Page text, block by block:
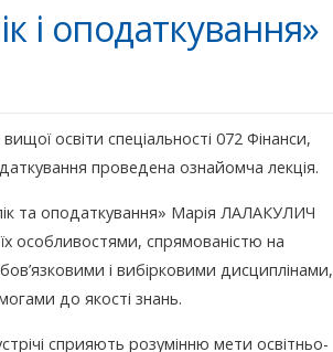
і оподаткування»
освіти спеціальності 072 Фінанси,
проведена ознайомча лекція.
та оподаткування» Марія ЛАЛАКУЛИЧ
особливостями, спрямованістю на
і вибірковими дисциплінами,
до якості знань.
сприяють розумінню мети освітньо-